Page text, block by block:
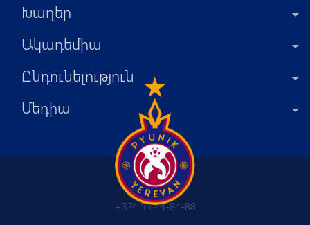
Խաղեր
Ակադեմիա
Ընդունելություն
Մեդիա
+374 55 44-84-88